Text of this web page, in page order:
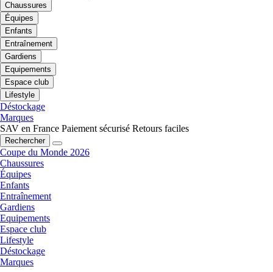
Chaussures
Équipes
Enfants
Entraînement
Gardiens
Equipements
Espace club
Lifestyle
Déstockage
Marques
SAV en France Paiement sécurisé Retours faciles
Rechercher
Coupe du Monde 2026
Chaussures
Équipes
Enfants
Entraînement
Gardiens
Equipements
Espace club
Lifestyle
Déstockage
Marques